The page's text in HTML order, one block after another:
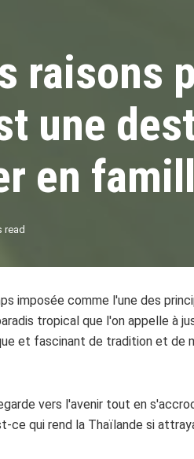
raisons
une
en
read
imposée comme l'une des
tropical que l'on appelle à
et fascinant de tradition et de
vers l'avenir tout en
ce qui rend la Thaïlande si